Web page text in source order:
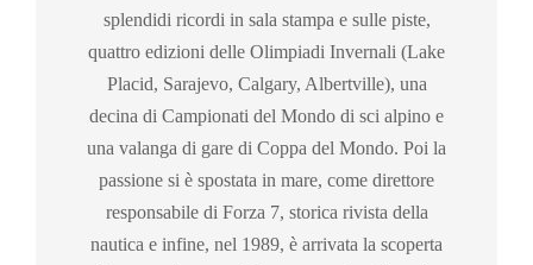
splendidi ricordi in sala stampa e sulle piste,
quattro edizioni delle Olimpiadi Invernali (Lake
Placid, Sarajevo, Calgary, Albertville), una
decina di Campionati del Mondo di sci alpino e
una valanga di gare di Coppa del Mondo. Poi la
passione si è spostata in mare, come direttore
responsabile di Forza 7, storica rivista della
nautica e infine, nel 1989, è arrivata la scoperta